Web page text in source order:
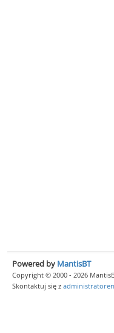
Powered by MantisBT
Copyright © 2000 - 2026
Skontaktuj się z